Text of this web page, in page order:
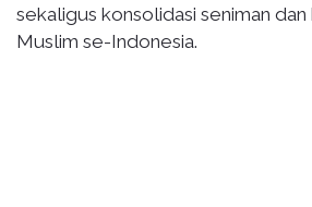
sekaligus konsolidasi seniman
Muslim se-Indonesia.